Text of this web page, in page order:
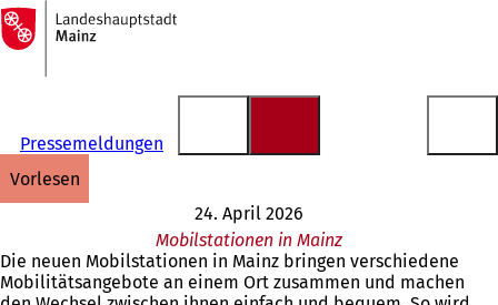
Inhalt anspringen
Zur
Startseite
Pressemeldungen
vorlesen
24. April 2026
Mobilstationen in Mainz
Die neuen Mobilstationen in Mainz bringen verschiedene
Mobilitätsangebote an einem Ort zusammen und machen